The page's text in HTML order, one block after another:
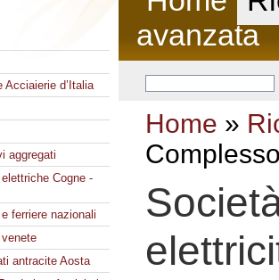
Acciaierie d’Italia
aggregati
Cogne -
ferriere nazionali
antracite Aosta
avanzata
Home »